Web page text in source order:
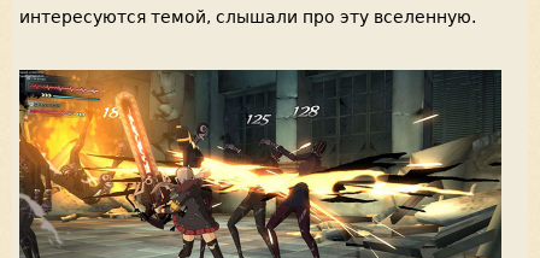
интересуются темой, слышали про эту вселенную.